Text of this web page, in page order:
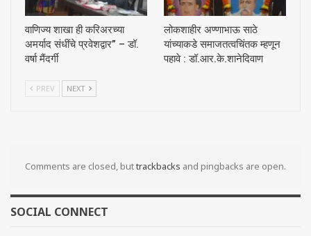
वाणिज्य शाखा ही करिअरच्या
अमर्याद संधींचे प्रवेशद्वार” – डॉ.
वर्षा मैंदर्गी
लोकशाहीर अण्णाभाऊ साठे
यांच्याकडे समाजतत्वचिंतक म्हणून
पहावे : डॉ.आर.के.शानेदिवाण
PREV NEXT
Comments are closed, buttrackbacks and pingbacks are open.
SOCIAL CONNECT